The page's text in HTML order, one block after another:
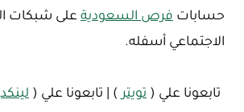
حسابات فرص السعودية على شبكات
الاجتماعي أسفله.
تابعونا علي ( تويتر ) | تابعونا علي (